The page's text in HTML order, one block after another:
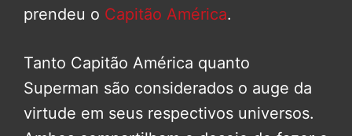
prendeu o Capitão América.
Tanto Capitão América quanto
Superman são considerados o auge da
virtude em seus respectivos universos.